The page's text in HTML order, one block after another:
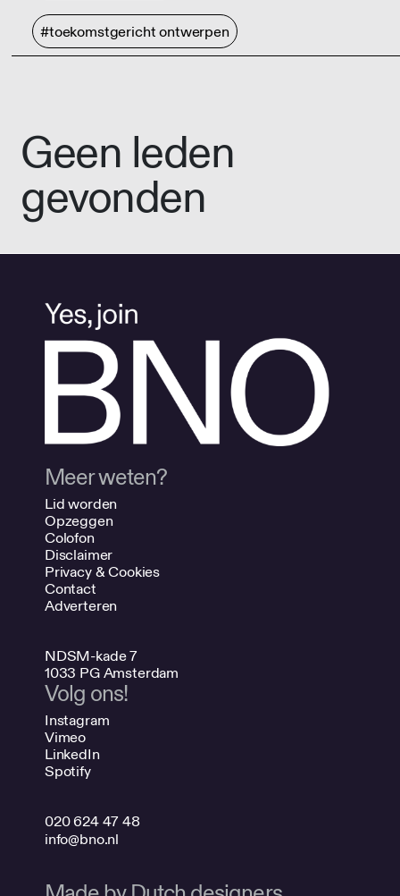
#toekomstgericht ontwerpen
Geen leden
gevonden
Meer weten?
Lid worden
Opzeggen
Colofon
Disclaimer
Privacy & Cookies
Contact
Adverteren
NDSM-kade 7
1033 PG Amsterdam
Volg ons!
Instagram
Vimeo
LinkedIn
Spotify
020 624 47 48
info@bno.nl